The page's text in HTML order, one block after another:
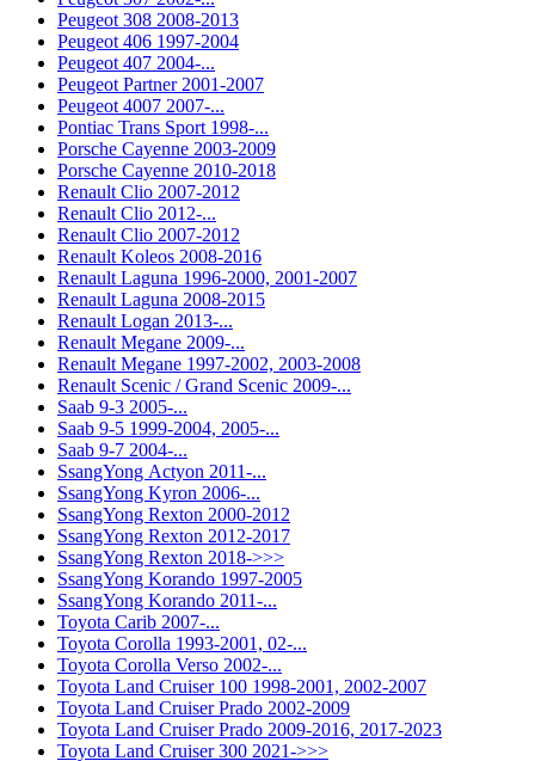
Peugeot 308 2008-2013
Peugeot 406 1997-2004
Peugeot 407 2004-...
Peugeot Partner 2001-2007
Peugeot 4007 2007-...
Pontiac Trans Sport 1998-...
Porsche Cayenne 2003-2009
Porsche Cayenne 2010-2018
Renault Clio 2007-2012
Renault Clio 2012-...
Renault Clio 2007-2012
Renault Koleos 2008-2016
Renault Laguna 1996-2000, 2001-2007
Renault Laguna 2008-2015
Renault Logan 2013-...
Renault Megane 2009-...
Renault Megane 1997-2002, 2003-2008
Renault Scenic / Grand Scenic 2009-...
Saab 9-3 2005-...
Saab 9-5 1999-2004, 2005-...
Saab 9-7 2004-...
SsangYong Actyon 2011-...
SsangYong Kyron 2006-...
SsangYong Rexton 2000-2012
SsangYong Rexton 2012-2017
SsangYong Rexton 2018->>>
SsangYong Korando 1997-2005
SsangYong Korando 2011-...
Toyota Carib 2007-...
Toyota Corolla 1993-2001, 02-...
Toyota Corolla Verso 2002-...
Toyota Land Cruiser 100 1998-2001, 2002-2007
Toyota Land Cruiser Prado 2002-2009
Toyota Land Cruiser Prado 2009-2016, 2017-2023
Toyota Land Cruiser 300 2021->>>